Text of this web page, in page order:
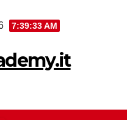
7:39:33 AM